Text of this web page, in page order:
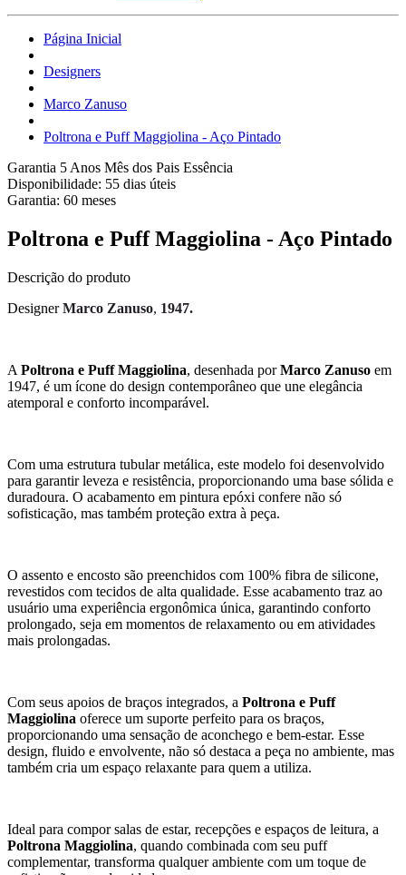
Página Inicial
Designers
Marco Zanuso
Poltrona e Puff Maggiolina - Aço Pintado
Garantia 5 Anos Mês dos Pais Essência
Disponibilidade: 55 dias úteis
Garantia: 60 meses
Poltrona e Puff Maggiolina - Aço Pintado
Descrição do produto
DesignerMarco Zanuso, 1947.
A Poltrona e Puff Maggiolina, desenhada porMarco Zanuso em
1947, é um ícone do design contemporâneo que une elegância
atemporal e conforto incomparável.
Com uma estrutura tubular metálica, este modelo foi desenvolvido
para garantir leveza e resistência, proporcionando uma base sólida e
duradoura. O acabamento em pintura epóxi confere não só
sofisticação, mas também proteção extra à peça.
O assento e encosto são preenchidos com 100% fibra de silicone,
revestidos com tecidos de alta qualidade. Esse acabamento traz ao
usuário uma experiência ergonômica única, garantindo conforto
prolongado, seja em momentos de relaxamento ou em atividades
mais prolongadas.
Com seus apoios de braços integrados, a Poltrona e Puff
Maggiolina oferece um suporte perfeito para os braços,
proporcionando uma sensação de aconchego e bem-estar. Esse
design, fluido e envolvente, não só destaca a peça no ambiente, mas
também cria um espaço relaxante para quem a utiliza.
Ideal para compor salas de estar, recepções e espaços de leitura, a
Poltrona Maggiolina, quando combinada com seu puff
complementar, transforma qualquer ambiente com um toque de